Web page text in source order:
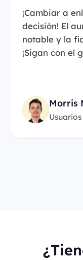
¡Cambiar a
decisión! El
notable y la
¡Sigan con el
Morris